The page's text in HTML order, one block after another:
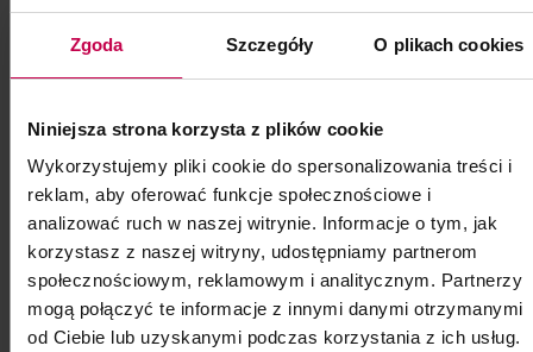
Zgoda Szczegóły O plikach cookies
Niniejsza strona korzysta z plików cookie
Wykorzystujemy pliki cookie do spersonalizowania treści i
reklam, aby oferować funkcje społecznościowe i
analizować ruch w naszej witrynie. Informacje o tym, jak
korzystasz z naszej witryny, udostępniamy partnerom
społecznościowym, reklamowym i analitycznym. Partnerzy
mogą połączyć te informacje z innymi danymi otrzymanymi
od Ciebie lub uzyskanymi podczas korzystania z ich usług.
Kod: 25351
102, -55, - zł
chwilowo niedostępny